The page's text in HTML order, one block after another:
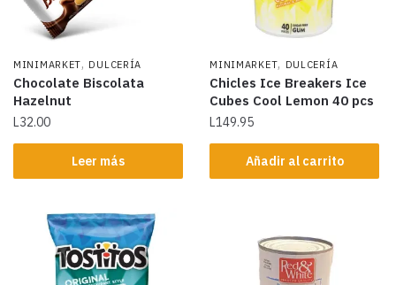
MINIMARKET, DULCERÍA
Chocolate Biscolata
Hazelnut
L32.00
Leer más
MINIMARKET, DULCERÍA
Chicles Ice Breakers Ice
Cubes Cool Lemon 40 pcs
L149.95
Añadir al carrito